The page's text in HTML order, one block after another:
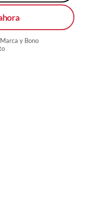
y Bono